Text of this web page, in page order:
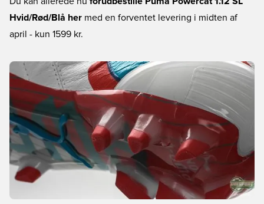
Hvid/Rød/Blå her med en forventet levering i midten af
april - kun 1599 kr.